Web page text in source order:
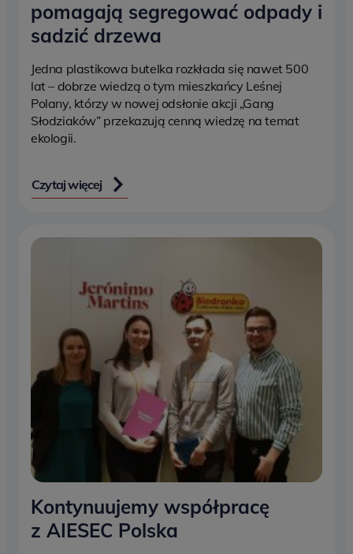
pomagają segregować odpady i
sadzić drzewa
Jedna plastikowa butelka rozkłada się nawet 500
lat – dobrze wiedzą o tym mieszkańcy Leśnej
Polany, którzy w nowej odsłonie akcji „Gang
Słodziaków” przekazują cenną wiedzę na temat
ekologii.
Czytaj więcej
Kontynuujemy współpracę
z AIESEC Polska